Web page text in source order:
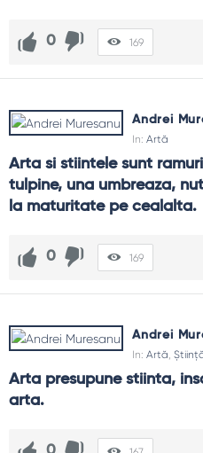
0 169
Andrei
In: Artă
Arta si stiintele sunt
tulpine, una umbreaza,
la maturitate pe cealalta.
0 169
Andrei
In: Artă,
Arta presupune stiinta,
arta.